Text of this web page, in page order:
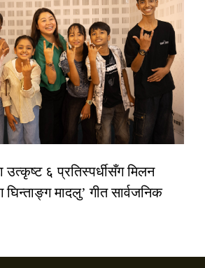
६ प्रतिस्पर्धीसँग मिलन
घिन्ताङ्ग मादलु’ गीत सार्वजनिक